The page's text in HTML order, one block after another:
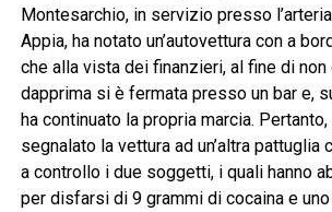
Montesarchio, in servizio presso
Appia, ha notato un’autovettura con a
che alla vista dei finanzieri, al fine di
dapprima si è fermata presso un bar e,
ha continuato la propria marcia.
segnalato la vettura ad un’altra pattuglia
a controllo i due soggetti, i quali hanno
per disfarsi di 9 grammi di cocaina e